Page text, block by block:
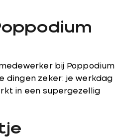
bij Poppodium
dingen zeker: je werkdag
in een supergezellig